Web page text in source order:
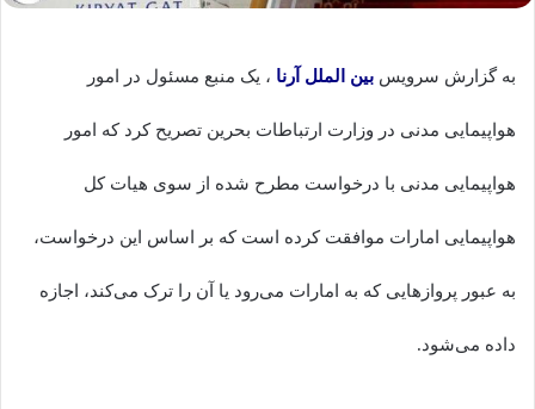
به گزارش سرویس بین الملل آرنا ، یک منبع مسئول در امور
هواپیمایی مدنی در وزارت ارتباطات بحرین تصریح کرد که امور
هواپیمایی مدنی با درخواست مطرح شده از سوی هیات کل
هواپیمایی امارات موافقت کرده است که بر اساس این درخواست،
به عبور پروازهایی که به امارات می‌رود یا آن را ترک می‌کند، اجازه
داده می‌شود.